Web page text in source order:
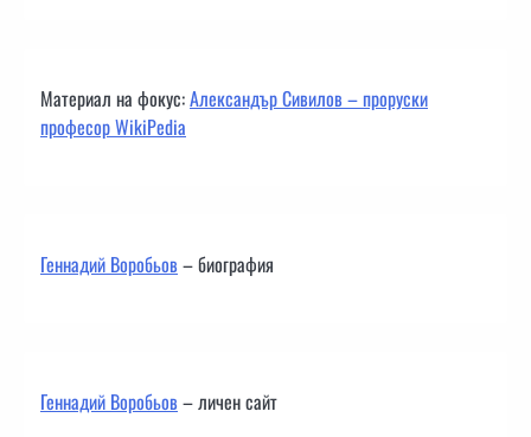
Материал на фокус:Александър Сивилов – проруски
професор WikiPedia
Геннадий Воробьов– биография
Геннадий Воробьов– личен сайт